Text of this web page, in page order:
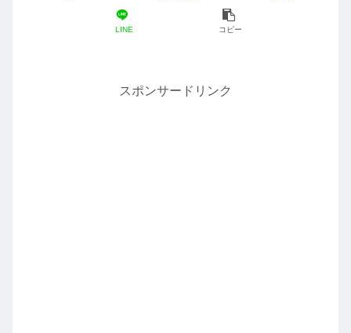
LINE コピー
スポンサードリンク